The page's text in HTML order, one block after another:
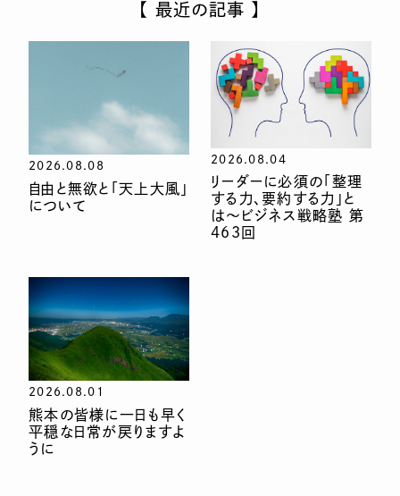
【 最近の記事 】
2026.08.08
自由と無欲と「天上大風」
について
2026.08.04
リーダーに必須の「整理
する力、要約する力」と
は〜ビジネス戦略塾 第
463回
2026.08.01
熊本の皆様に一日も早く
平穏な日常が戻りますよ
うに